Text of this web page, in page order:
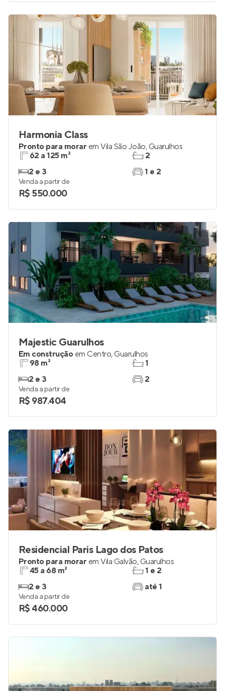
Harmonia Class
Pronto para morar em Vila São João, Guarulhos
62 a 125 m²
2 e 3
2
1 e 2
Venda a partir de
R$ 550.000
Majestic Guarulhos
Em construção em Centro, Guarulhos
98 m²
2 e 3
1
2
Venda a partir de
R$ 987.404
Residencial Paris Lago dos Patos
Pronto para morar em Vila Galvão, Guarulhos
45 a 68 m²
2 e 3
1 e 2
até 1
Venda a partir de
R$ 460.000